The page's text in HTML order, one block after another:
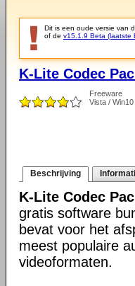
Dit is een oude versie van
of de v15.1.9 Beta (laatste
K-Lite Codec
Freeware
Vista /
Beschrijving
K-Lite Codec
gratis software
bevat voor het
meest populaire
videoformaten.